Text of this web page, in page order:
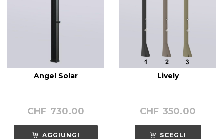
Angel Solar
CHF 730.00
AGGIUNGI
Lively
CHF 350.00
SCEGLI